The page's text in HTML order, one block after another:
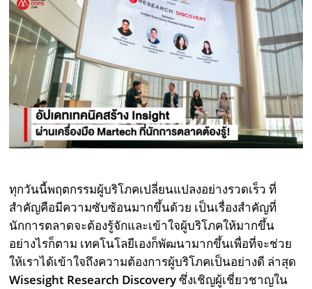
ทุกวันนี้พฤตกรรมผู้บริโภคเปลี่ยนแปลงอย่างรวดเร็ว ที่
สำคัญคือมีความซับซ้อนมากขึ้นด้วย เป็นเรื่องสำคัญที่
นักการตลาดจะต้องรู้จักและเข้าใจผู้บริโภคให้มากขึ้น
อย่างไรก็ตาม เทคโนโลยีเองก็พัฒนามากขึ้นเพื่อที่จะช่วย
ให้เราได้เข้าใจถึงความต้องการผู้บริโภคเป็นอย่างดี ล่าสุด
Wisesight Research Discoveryซึ่งเชิญผู้เชี่ยวชาญใน